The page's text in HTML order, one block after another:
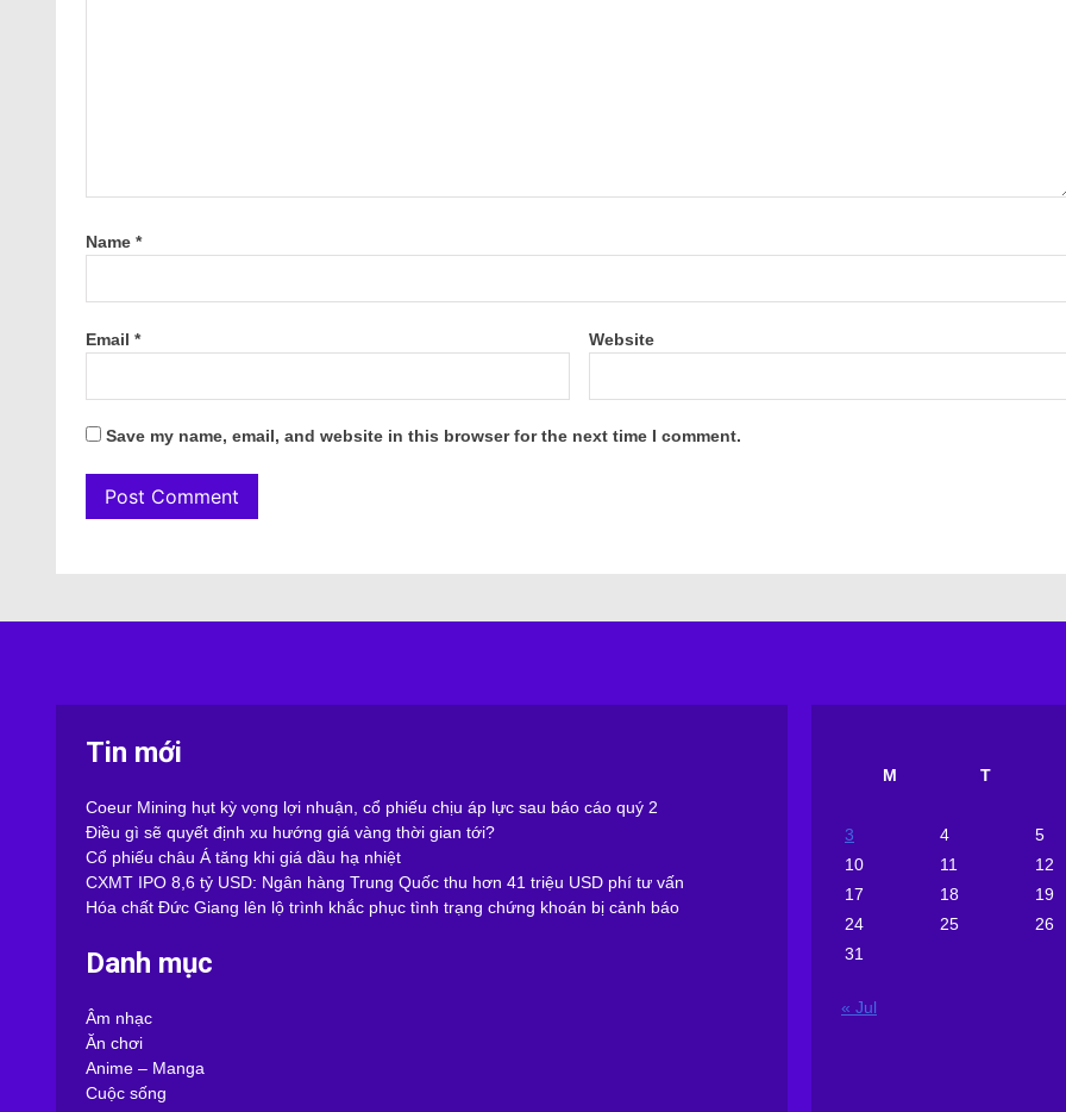
Name *
Email * Website
Save my name, email, and website in this browser for the next time I comment.
Tin mới
Coeur Mining hụt kỳ vọng lợi nhuận, cổ phiếu chịu áp lực sau báo cáo quý 2
Điều gì sẽ quyết định xu hướng giá vàng thời gian tới?
Cổ phiếu châu Á tăng khi giá dầu hạ nhiệt
CXMT IPO 8,6 tỷ USD: Ngân hàng Trung Quốc thu hơn 41 triệu USD phí tư vấn
Hóa chất Đức Giang lên lộ trình khắc phục tình trạng chứng khoán bị cảnh báo
Danh mục
Âm nhạc
Ăn chơi
Anime – Manga
Cuộc sống
M T
3 4
5
10
11
12
17
18
19
24
25
26
31
« Jul